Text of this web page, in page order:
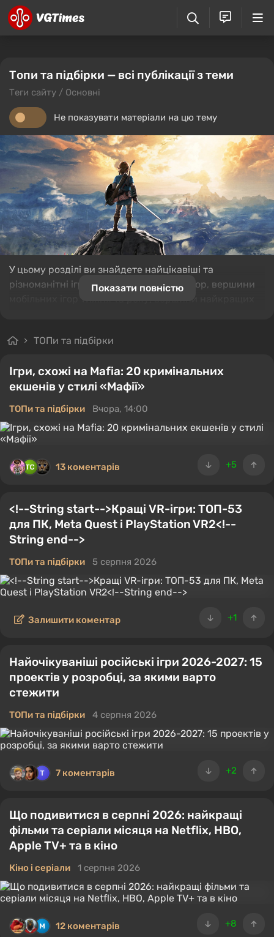
Топи та підбірки — всі публікації з теми
Теги сайту / Основні
Не показувати матеріали на цю тему
У цьому розділі ви знайдете найцікавіші та
різноманітні ігри: списки найкращих ігор, вершини
ігрових персонажів, найстрашніших і шалених
величезних ігрових мечів! Цікаво? Потім вперед,
знайте невідоме!
Показати повністю
ТОПи та підбірки
Ігри, схожі на Mafia: 20 кримінальних
екшенів у стилі «Мафії»
ТОПи та підбірки Вчора, 14:00
+5
13 коментарів
<!--String start-->Кращі VR-ігри: ТОП-53
для ПК, Meta Quest і PlayStation VR2<!--
String end-->
ТОПи та підбірки 5 серпня 2026
+1
Залишити коментар
Найочікуваніші російські ігри 2026-2027: 15
проектів у розробці, за якими варто
стежити
ТОПи та підбірки 4 серпня 2026
+2
7 коментарів
Що подивитися в серпні 2026: найкращі
фільми та серіали місяця на Netflix, HBO,
Apple TV+ та в кіно
Кіно і серіали 1 серпня 2026
+8
12 коментарів